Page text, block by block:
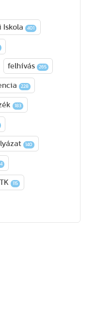
Iskola 401
felhívás 265
228
183
140
115